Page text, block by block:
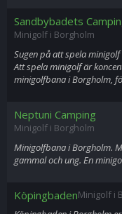
Sandbybadets
Minigolf i Borgholm
Sugen på att spela
Att spela minigolf är
minigolfbana i Borgholm,
Neptuni Camping
Minigolf i Borgholm
Minigolfbana i Borgholm.
gammal och ung. En
KöpingbadenMinigolf i